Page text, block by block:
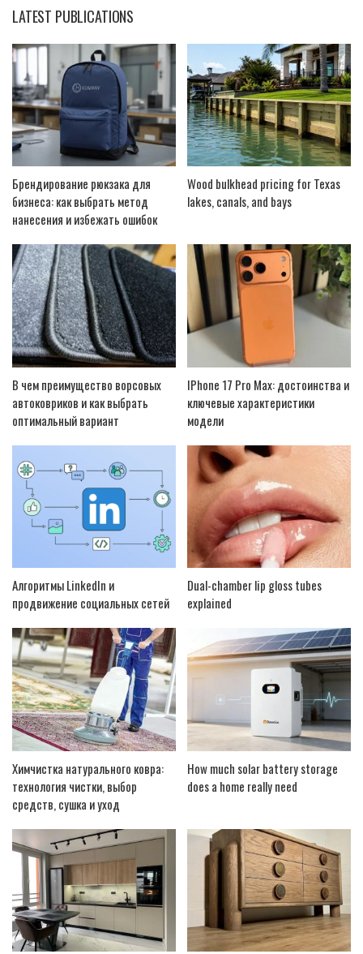
LATEST PUBLICATIONS
Брендирование рюкзака для
бизнеса: как выбрать метод
нанесения и избежать ошибок
Wood bulkhead pricing for Texas
lakes, canals, and bays
В чем преимущество ворсовых
автоковриков и как выбрать
оптимальный вариант
IPhone 17 Pro Max: достоинства и
ключевые характеристики
модели
Алгоритмы LinkedIn и
продвижение социальных сетей
Dual-chamber lip gloss tubes
explained
Химчистка натурального ковра:
технология чистки, выбор
средств, сушка и уход
How much solar battery storage
does a home really need